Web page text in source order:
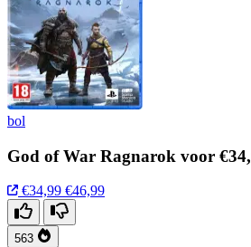
bol
God of War Ragnarok voor
€34,99 €46,99
563